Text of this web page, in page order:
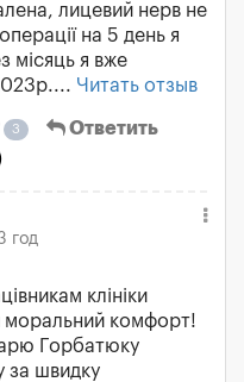
лицевий нерв не
на 5 день я
місяць я вже
Читать отзыв
3
Ответить
год
клініки
моральний комфорт!
Горбатюку
за швидку